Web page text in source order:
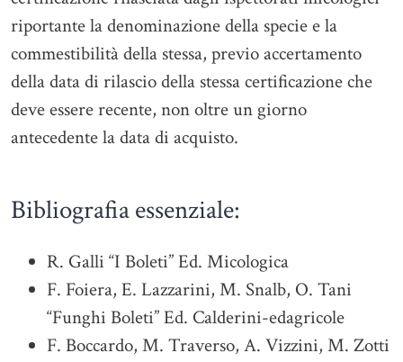
riportante la denominazione della specie e la
commestibilità della stessa, previo accertamento
della data di rilascio della stessa certificazione che
deve essere recente, non oltre un giorno
antecedente la data di acquisto.
Bibliografia essenziale:
R. Galli “I Boleti” Ed. Micologica
F. Foiera, E. Lazzarini, M. Snalb, O. Tani
“Funghi Boleti” Ed. Calderini-edagricole
F. Boccardo, M. Traverso, A. Vizzini, M. Zotti